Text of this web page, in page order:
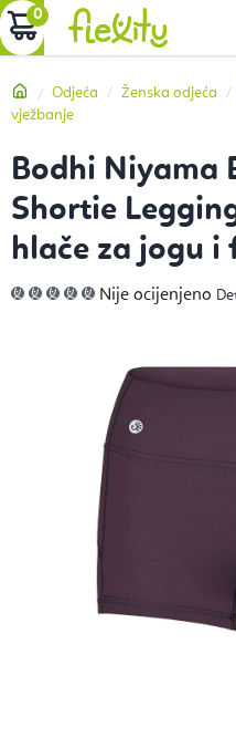
Preskoči
na
KOŠARICA
Početna
Odjeća Ženska odjeća
vježbanje
Bodhi Niyama
Shortie
hlače za jogu i
Prosječna
ocjena
zvjezdica.
Nije ocijenjeno